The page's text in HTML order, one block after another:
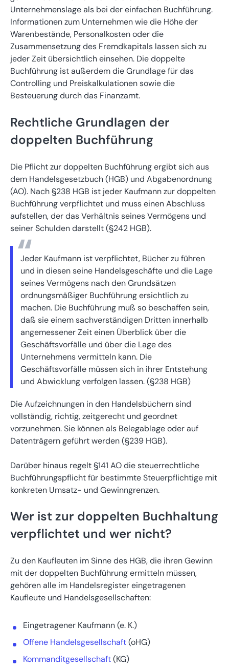
Unternehmenslage als bei der einfachen Buchführung.
Informationen zum Unternehmen wie die Höhe der
Warenbestände, Personalkosten oder die
Zusammensetzung des Fremdkapitals lassen sich zu
jeder Zeit übersichtlich einsehen. Die doppelte
Buchführung ist außerdem die Grundlage für das
Controlling und Preiskalkulationen sowie die
Besteuerung durch das Finanzamt.
Rechtliche Grundlagen der
doppelten Buchführung
Die Pflicht zur doppelten Buchführung ergibt sich aus
dem Handelsgesetzbuch (HGB) und Abgabenordnung
(AO). Nach §238 HGB ist jeder Kaufmann zur doppelten
Buchführung verpflichtet und muss einen Abschluss
aufstellen, der das Verhältnis seines Vermögens und
seiner Schulden darstellt (§242 HGB).
Jeder Kaufmann ist verpflichtet, Bücher zu führen
und in diesen seine Handelsgeschäfte und die Lage
seines Vermögens nach den Grundsätzen
ordnungsmäßiger Buchführung ersichtlich zu
machen. Die Buchführung muß so beschaffen sein,
daß sie einem sachverständigen Dritten innerhalb
angemessener Zeit einen Überblick über die
Geschäftsvorfälle und über die Lage des
Unternehmens vermitteln kann. Die
Geschäftsvorfälle müssen sich in ihrer Entstehung
und Abwicklung verfolgen lassen. (§238 HGB)
Die Aufzeichnungen in den Handelsbüchern sind
vollständig, richtig, zeitgerecht und geordnet
vorzunehmen. Sie können als Belegablage oder auf
Datenträgern geführt werden (§239 HGB).
Darüber hinaus regelt §141 AO die steuerrechtliche
Buchführungspflicht für bestimmte Steuerpflichtige mit
konkreten Umsatz- und Gewinngrenzen.
Wer ist zur doppelten Buchhaltung
verpflichtet und wer nicht?
Zu den Kaufleuten im Sinne des HGB, die ihren Gewinn
mit der doppelten Buchführung ermitteln müssen,
gehören alle im Handelsregister eingetragenen
Kaufleute und Handelsgesellschaften:
Eingetragener Kaufmann (e. K.)
Offene Handelsgesellschaft(oHG)
Kommanditgesellschaft(KG)